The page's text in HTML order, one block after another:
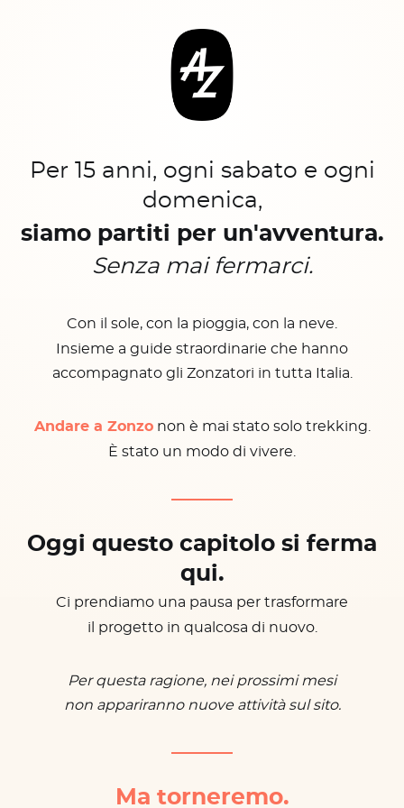
Per 15 anni, ogni sabato e ogni
domenica,
siamo partiti per un'avventura.
Senza mai fermarci.
Con il sole, con la pioggia, con la neve.
Insieme a guide straordinarie che hanno
accompagnato gli Zonzatori in tutta Italia.
Andare a Zonzonon è mai stato solo trekking.
È stato un modo di vivere.
Oggi questo capitolo si ferma
qui.
Ci prendiamo una pausa per trasformare
il progetto in qualcosa di nuovo.
Per questa ragione, nei prossimi mesi
non appariranno nuove attività sul sito.
Ma torneremo.